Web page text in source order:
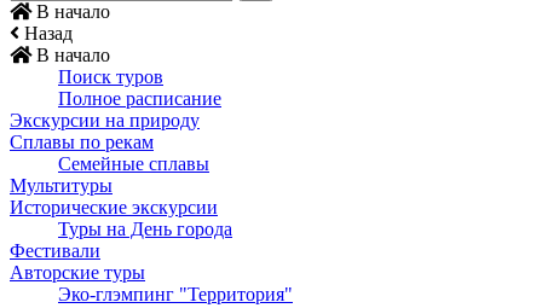
В начало
Назад
В начало
Поиск туров
Полное расписание
Экскурсии на природу
Сплавы по рекам
Семейные сплавы
Мультитуры
Исторические экскурсии
Туры на День города
Фестивали
Авторские туры
Эко-глэмпинг "Территория"